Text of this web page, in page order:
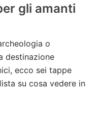
gli amanti
o
destinazione
ecco sei tappe
su cosa vedere in